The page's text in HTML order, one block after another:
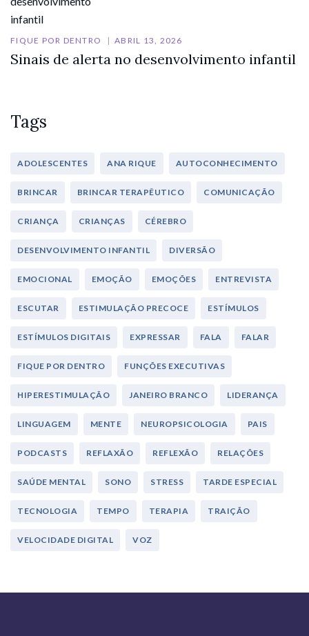
FIQUE POR DENTRO ABRIL 13, 2026
Sinais de alerta no desenvolvimento infantil
Tags
ADOLESCENTES ANA RIQUE AUTOCONHECIMENTO
BRINCAR BRINCAR TERAPÊUTICO COMUNICAÇÃO
CRIANÇA CRIANÇAS CÉREBRO
DESENVOLVIMENTO INFANTIL DIVERSÃO
EMOCIONAL EMOÇÃO EMOÇÕES ENTREVISTA
ESCUTAR ESTIMULAÇÃO PRECOCE ESTÍMULOS
ESTÍMULOS DIGITAIS EXPRESSAR FALA FALAR
FIQUE POR DENTRO FUNÇÕES EXECUTIVAS
HIPERESTIMULAÇÃO JANEIRO BRANCO LIDERANÇA
LINGUAGEM MENTE NEUROPSICOLOGIA PAIS
PODCASTS REFLAXÃO REFLEXÃO RELAÇÕES
SAÚDE MENTAL SONO STRESS TARDE ESPECIAL
TECNOLOGIA TEMPO TERAPIA TRAIÇÃO
VELOCIDADE DIGITAL VOZ